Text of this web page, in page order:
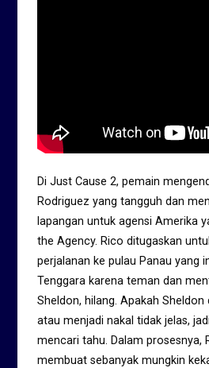
Di Just Cause 2, pemain
Rodriguez yang tangguh dan
lapangan untuk agensi Amerika
the Agency. Rico ditugaskan
perjalanan ke pulau Panau yang
Tenggara karena teman dan
Sheldon, hilang. Apakah
atau menjadi nakal tidak jelas,
mencari tahu. Dalam prosesnya,
membuat sebanyak mungkin